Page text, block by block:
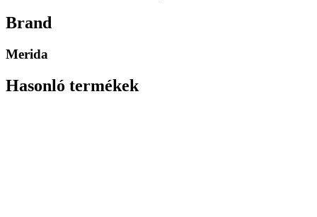
Brand
Merida
Hasonló termékek